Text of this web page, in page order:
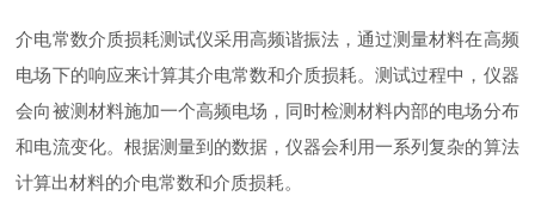
介电常数介质损耗测试仪采用高频谐振法，通过测量材料在高频
电场下的响应来计算其介电常数和介质损耗。测试过程中，仪器
会向被测材料施加一个高频电场，同时检测材料内部的电场分布
和电流变化。根据测量到的数据，仪器会利用一系列复杂的算法
计算出材料的介电常数和介质损耗。